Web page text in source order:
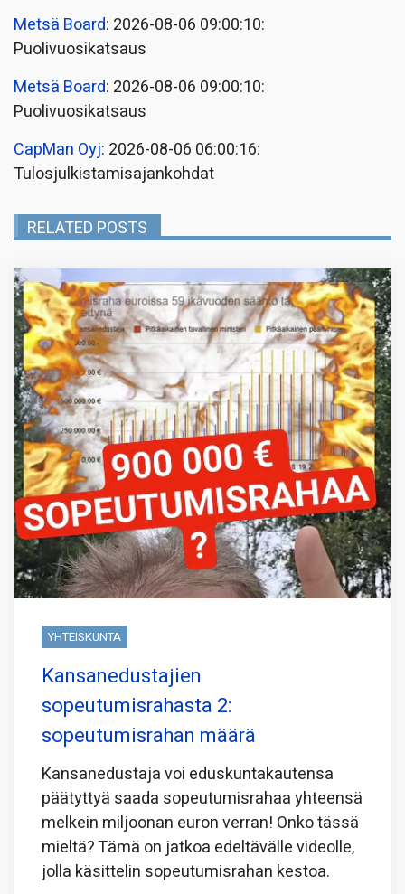
Metsä Board: 2026-08-06 09:00:10:
Puolivuosikatsaus
Metsä Board: 2026-08-06 09:00:10:
Puolivuosikatsaus
CapMan Oyj: 2026-08-06 06:00:16:
Tulosjulkistamisajankohdat
RELATED POSTS
YHTEISKUNTA
Kansanedustajien
sopeutumisrahasta 2:
sopeutumisrahan määrä
Kansanedustaja voi eduskuntakautensa
päätyttyä saada sopeutumisrahaa yhteensä
melkein miljoonan euron verran! Onko tässä
mieltä? Tämä on jatkoa edeltävälle videolle,
jolla käsittelin sopeutumisrahan kestoa.